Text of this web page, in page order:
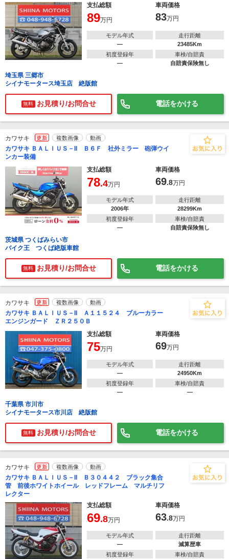
支払総額
車両価格
89万円 83万円
モデル年式
―
走行距離
23485Km
初度登録年
―
車検/自賠責
自賠責保険無し
埼玉県 三郷市
シイナモータース埼玉店 絶版館
無料 お見積り/お問合せ 電話をかける
カワサキ 更新 複数画像 動画
カワサキ ＢＡＬＩＵＳ－II Ｂ６Ｆ 社外ミラー 砲弾ウイ
ンカー装備
支払総額
車両価格
78.4万円 69.8万円
モデル年式
2006年
走行距離
28299Km
初度登録年
―
車検/自賠責
自賠責保険無し
茨城県 つくばみらい市
バイク王 つくば絶版車館
無料 お見積り/お問合せ 電話をかける
カワサキ 更新 複数画像 動画
カワサキ ＢＡＬＩＵＳ－II Ａ１１５２４ ブルーカラー
エンジンガード ＺＲ２５０Ｂ
支払総額
車両価格
75万円 69万円
モデル年式
―
走行距離
24950Km
初度登録年
―
車検/自賠責
―
千葉県 市川市
シイナモータース市川店 絶版館
無料 お見積り/お問合せ 電話をかける
カワサキ 更新 複数画像 動画
カワサキ ＢＡＬＩＵＳ－II Ｂ３０４４２ ブラック集合
管 前後ホワイトホイール レッドフレーム マルチリフ
レクター
支払総額
車両価格
69.8万円 63.8万円
モデル年式
―
走行距離
減算歴車
初度登録年
車検/自賠責